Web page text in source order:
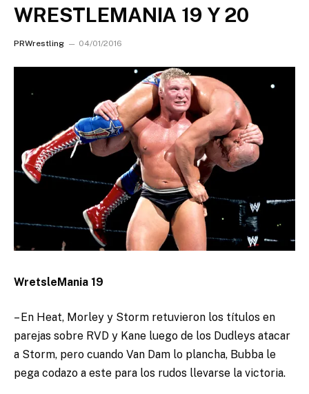
WRESTLEMANIA 19 Y 20
PRWrestling 04/01/2016
WretsleMania 19
– En Heat, Morley y Storm retuvieron los títulos en
parejas sobre RVD y Kane luego de los Dudleys atacar
a Storm, pero cuando Van Dam lo plancha, Bubba le
pega codazo a este para los rudos llevarse la victoria.